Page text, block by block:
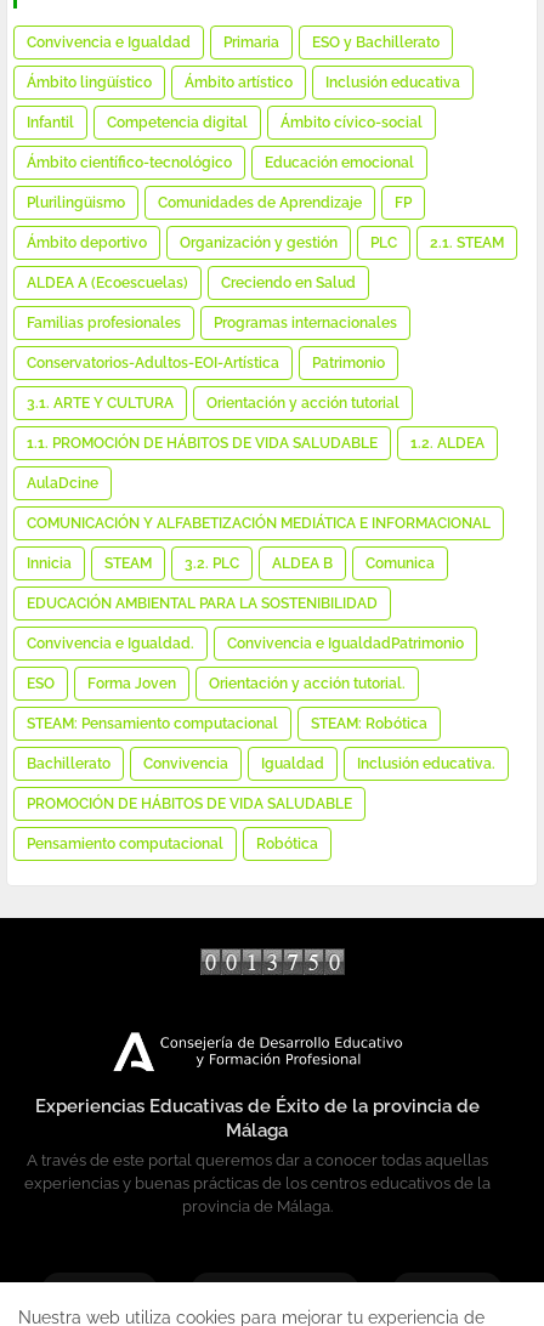
Convivencia e Igualdad Primaria ESO y Bachillerato
Ámbito lingüístico Ámbito artístico Inclusión educativa
Infantil Competencia digital Ámbito cívico-social
Ámbito científico-tecnológico Educación emocional
Plurilingüismo Comunidades de Aprendizaje FP
Ámbito deportivo Organización y gestión PLC 2.1. STEAM
ALDEA A (Ecoescuelas) Creciendo en Salud
Familias profesionales Programas internacionales
Conservatorios-Adultos-EOI-Artística Patrimonio
3.1. ARTE Y CULTURA Orientación y acción tutorial
1.1. PROMOCIÓN DE HÁBITOS DE VIDA SALUDABLE 1.2. ALDEA
AulaDcine
COMUNICACIÓN Y ALFABETIZACIÓN MEDIÁTICA E INFORMACIONAL
Innicia STEAM 3.2. PLC ALDEA B Comunica
EDUCACIÓN AMBIENTAL PARA LA SOSTENIBILIDAD
Convivencia e Igualdad. Convivencia e IgualdadPatrimonio
ESO Forma Joven Orientación y acción tutorial.
STEAM: Pensamiento computacional STEAM: Robótica
Bachillerato Convivencia Igualdad Inclusión educativa.
PROMOCIÓN DE HÁBITOS DE VIDA SALUDABLE
Pensamiento computacional Robótica
Experiencias Educativas de Éxito de la provincia de
Málaga
A través de este portal queremos dar a conocer todas aquellas
experiencias y buenas prácticas de los centros educativos de la
provincia de Málaga.
Nuestra web utiliza cookies para mejorar tu experiencia de